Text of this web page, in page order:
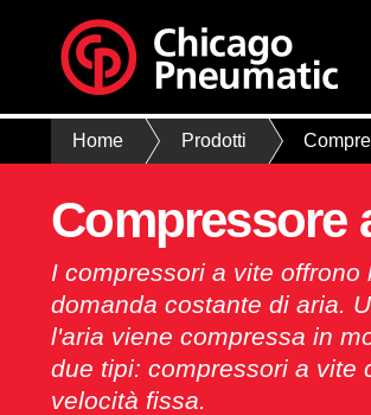
Home Prodotti
Compressore
I compressori a vite
domanda costante di aria.
l'aria viene compressa in
due tipi: compressori a vite
velocità fissa.